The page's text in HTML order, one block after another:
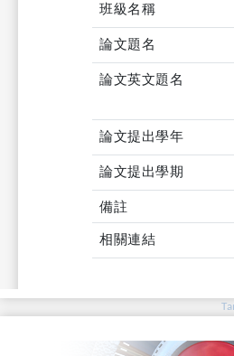
班級名稱
論文題名
論文英文題名
論文提出學年
論文提出學期
備註
相關連結